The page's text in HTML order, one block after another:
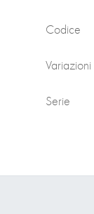
Codice
Variazioni
Serie